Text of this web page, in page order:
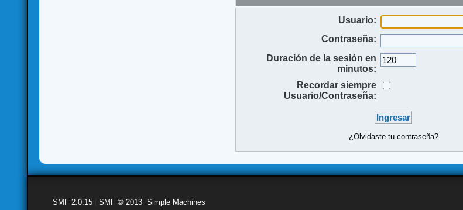
Usuario:
Contraseña:
Duración de la sesión en
minutos:
Recordar siempre
Usuario/Contraseña:
¿Olvidaste tu contraseña?
SMF 2.0.15 |SMF © 2013 ,Simple Machines